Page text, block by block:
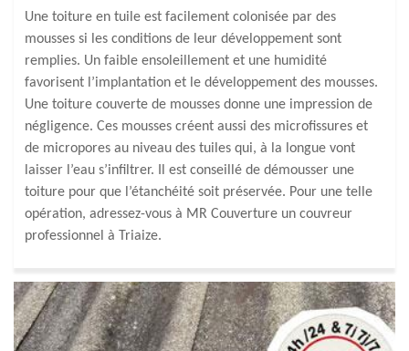
Une toiture en tuile est facilement colonisée par des
mousses si les conditions de leur développement sont
remplies. Un faible ensoleillement et une humidité
favorisent l’implantation et le développement des mousses.
Une toiture couverte de mousses donne une impression de
négligence. Ces mousses créent aussi des microfissures et
de micropores au niveau des tuiles qui, à la longue vont
laisser l’eau s’infiltrer. Il est conseillé de démousser une
toiture pour que l’étanchéité soit préservée. Pour une telle
opération, adressez-vous à MR Couverture un couvreur
professionnel à Triaize.